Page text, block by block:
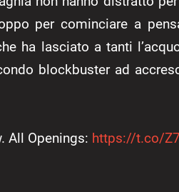
per cominciare a
ha lasciato a tanti
blockbuster ad
All Openings: https://t.co/